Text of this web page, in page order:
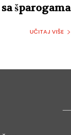
šparogama
UČITAJ VIŠE